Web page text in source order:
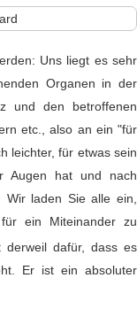
Uns liegt es sehr
Organen in der
und den betroffenen
etc., also an ein "für
leichter, für etwas sein
Augen hat und nach
laden Sie alle ein,
ein Miteinander zu
derweil dafür, dass es
Er ist ein absoluter